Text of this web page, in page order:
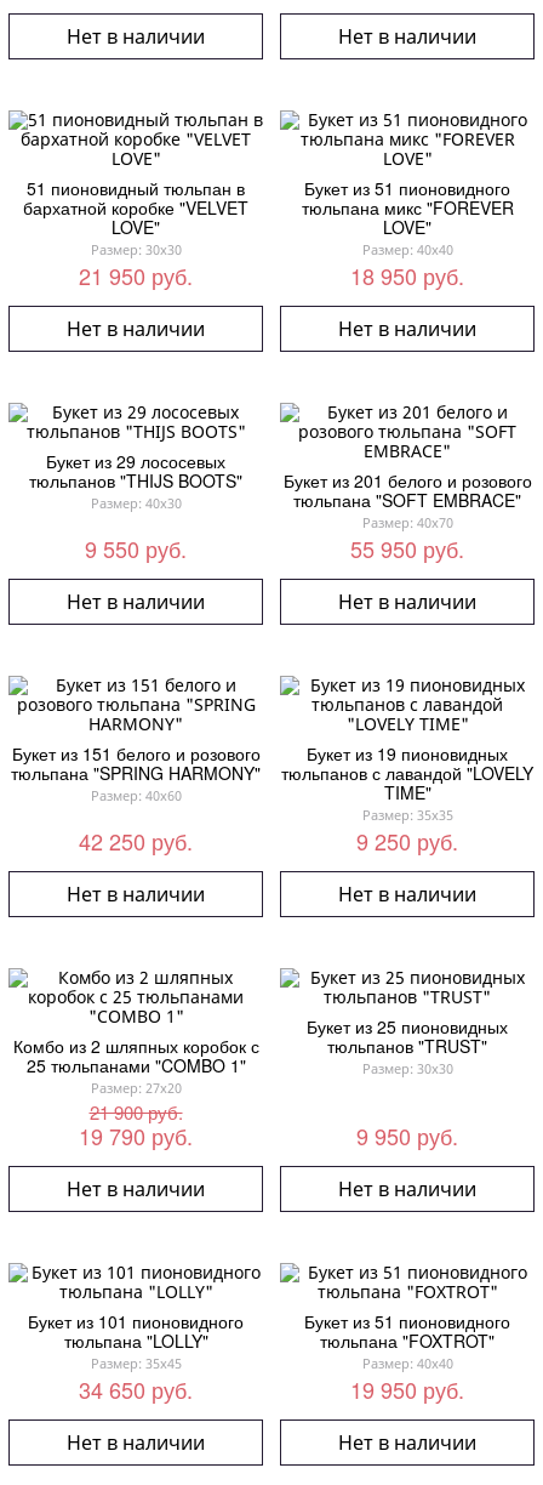
Нет в наличии Нет в наличии
51 пионовидный тюльпан в
бархатной коробке "VELVET
LOVE"
Размер: 30x30
21 950 руб.
Нет в наличии
Букет из 51 пионовидного
тюльпана микс "FOREVER
LOVE"
Размер: 40x40
18 950 руб.
Нет в наличии
Букет из 29 лососевых
тюльпанов "THIJS BOOTS"
Размер: 40x30
9 550 руб.
Нет в наличии
Букет из 201 белого и розового
тюльпана "SOFT EMBRACE"
Размер: 40x70
55 950 руб.
Нет в наличии
Букет из 151 белого и розового
тюльпана "SPRING HARMONY"
Размер: 40x60
42 250 руб.
Нет в наличии
Букет из 19 пионовидных
тюльпанов с лавандой "LOVELY
TIME"
Размер: 35x35
9 250 руб.
Нет в наличии
Комбо из 2 шляпных коробок с
25 тюльпанами "COMBO 1"
Размер: 27x20
21 900 руб.
19 790 руб.
Нет в наличии
Букет из 25 пионовидных
тюльпанов "TRUST"
Размер: 30x30
9 950 руб.
Нет в наличии
Букет из 101 пионовидного
тюльпана "LOLLY"
Размер: 35x45
34 650 руб.
Нет в наличии
Букет из 51 пионовидного
тюльпана "FOXTROT"
Размер: 40x40
19 950 руб.
Нет в наличии